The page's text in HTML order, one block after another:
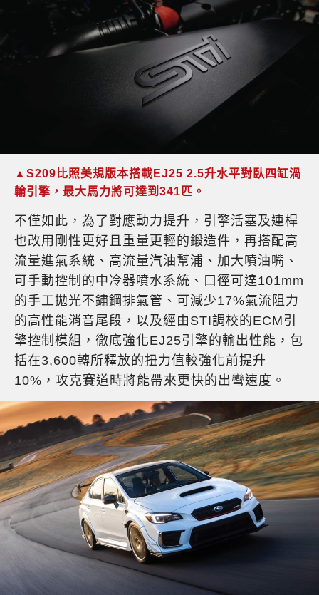
▲S209比照美規版本搭載EJ25 2.5升水平對臥四缸渦
輪引擎，最大馬力將可達到341匹。
不僅如此，為了對應動力提升，引擎活塞及連桿
也改用剛性更好且重量更輕的鍛造件，再搭配高
流量進氣系統、高流量汽油幫浦、加大噴油嘴、
可手動控制的中冷器噴水系統、口徑可達101mm
的手工拋光不鏽鋼排氣管、可減少17%氣流阻力
的高性能消音尾段，以及經由STI調校的ECM引
擎控制模組，徹底強化EJ25引擎的輸出性能，包
括在3,600轉所釋放的扭力值較強化前提升
10%，攻克賽道時將能帶來更快的出彎速度。